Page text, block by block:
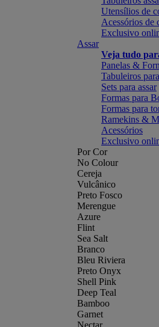
Utensílios de
Acessórios de
Exclusivo
Assar
Veja tudo
Panelas &
Tabuleiros
Sets para assar
Formas para
Formas para
Ramekins &
Acessórios
Exclusivo
Por Cor
No Colour
Cereja
Vulcânico
Preto Fosco
Merengue
Azure
Flint
Sea Salt
Branco
Bleu Riviera
Preto Onyx
Shell Pink
Deep Teal
Bamboo
Garnet
Nectar